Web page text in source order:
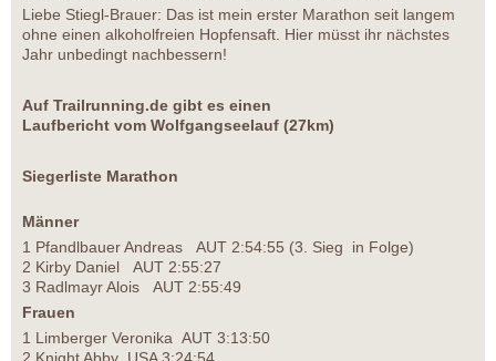
Liebe Stiegl-Brauer: Das ist mein erster Marathon seit langem
ohne einen alkoholfreien Hopfensaft. Hier müsst ihr nächstes
Jahr unbedingt nachbessern!
Auf Trailrunning.de gibt es einen
Laufbericht vom Wolfgangseelauf (27km)
Siegerliste Marathon
Männer
1 Pfandlbauer Andreas AUT 2:54:55 (3. Sieg in Folge)
2 Kirby Daniel AUT 2:55:27
3 Radlmayr Alois AUT 2:55:49
Frauen
1 Limberger Veronika AUT 3:13:50